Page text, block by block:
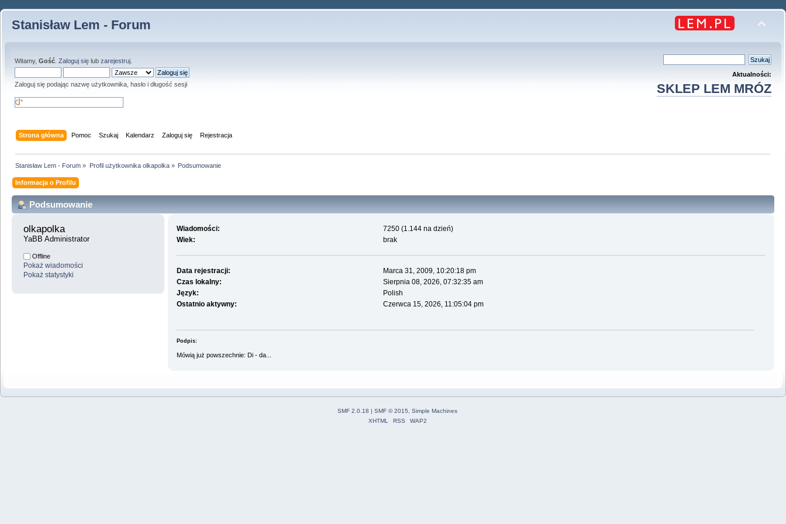
Stanisław Lem - Forum
Witamy, Gość Zaloguj się lub zarejestruj
Zaloguj się podając nazwę użytkownika, hasło i długość sesji
Aktualności:
SKLEP LEM MRÓZ
Strona główna Pomoc Szukaj Kalendarz Zaloguj się Rejestracja
Stanisław Lem - Forum » Profil użytkownika olkapolka» Podsumowanie
Informacja o Profilu
Podsumowanie
olkapolka
YaBB Administrator
Offline
Pokaż wiadomości
Pokaż statystyki
Wiadomości:
7250 (1.144 na dzień)
Wiek:
brak
Data rejestracji:
Marca 31, 2009, 10:20:18 pm
Czas lokalny:
Sierpnia 08, 2026, 07:32:35 am
Język:
Polish
Ostatnio aktywny:
Czerwca 15, 2026, 11:05:04 pm
Podpis:
Mówią już powszechnie: Di - da...
SMF 2.0.18 | SMF © 2015
Simple Machines
XHTML
RSS WAP2